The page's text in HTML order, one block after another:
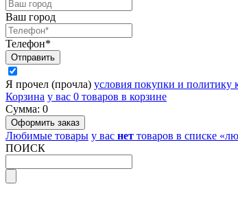
Ваш город
Телефон*
Я прочел (прочла) условия покупки и политику
Корзина у вас 0 товаров в корзине
Сумма: 0
Любимые товары у вас нет товаров в списке
ПОИСК